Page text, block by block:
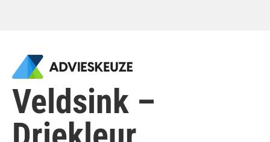
Veldsink –